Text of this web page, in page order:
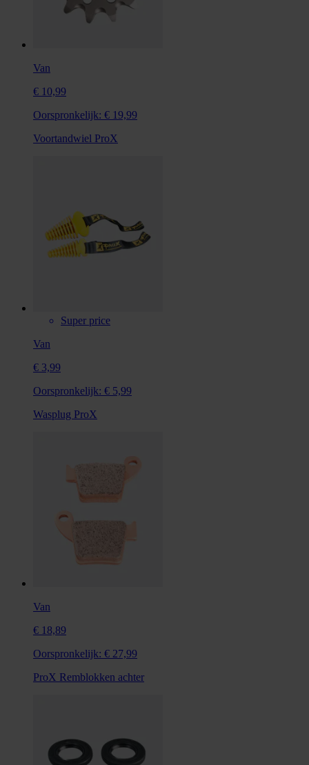
Van
€ 10,99
Oorspronkelijk: € 19,99
Voortandwiel ProX
Super price
Van
€ 3,99
Oorspronkelijk: € 5,99
Wasplug ProX
Van
€ 18,89
Oorspronkelijk: € 27,99
ProX Remblokken achter